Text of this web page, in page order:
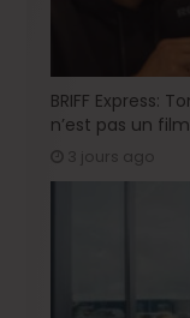
BRIFF Express:
n’est pas un
3 jours ago